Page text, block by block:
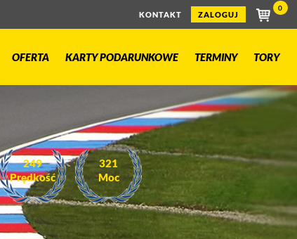
KONTAKT ZALOGUJ
0
OFERTA KARTY PODARUNKOWE TERMINY TORY
220
Prędkość
240
Moc